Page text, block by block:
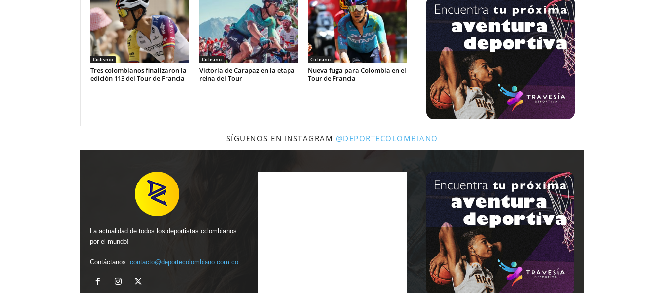
Ciclismo
Tres colombianos finalizaron la
edición 113 del Tour de Francia
Ciclismo
Victoria de Carapaz en la etapa
reina del Tour
Ciclismo
Nueva fuga para Colombia en el
Tour de Francia
SÍGUENOS EN INSTAGRAM @DEPORTECOLOMBIANO
La actualidad de todos los deportistas colombianos
por el mundo!
Contáctanos: contacto@deportecolombiano.com.co